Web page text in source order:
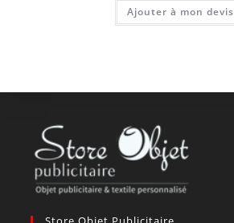
Ajouter à mon devis